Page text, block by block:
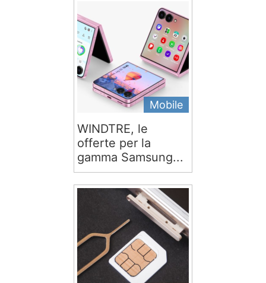
Mobile
WINDTRE, le
offerte per la
gamma Samsung...